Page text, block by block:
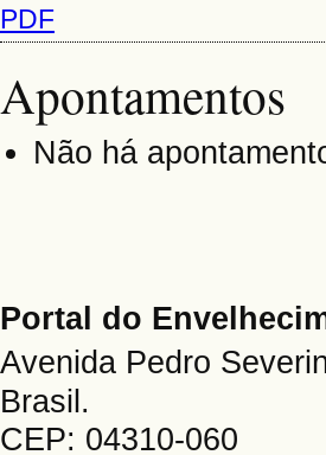
PDF
Apontamentos
Não há
Portal do
Avenida Pedro
Brasil.
CEP: 04310-060